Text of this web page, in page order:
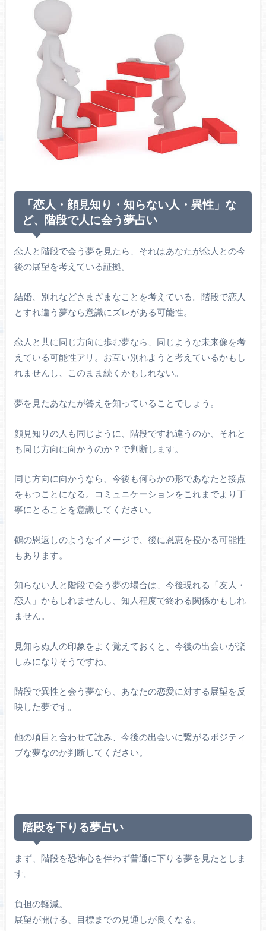
「恋人・顔見知り・知らない人・異性」な
ど、階段で人に会う夢占い
恋人と階段で会う夢を見たら、それはあなたが恋人との今
後の展望を考えている証拠。
結婚、別れなどさまざまなことを考えている。階段で恋人
とすれ違う夢なら意識にズレがある可能性。
恋人と共に同じ方向に歩む夢なら、同じような未来像を考
えている可能性アリ。お互い別れようと考えているかもし
れませんし、このまま続くかもしれない。
夢を見たあなたが答えを知っていることでしょう。
顔見知りの人も同じように、階段ですれ違うのか、それと
も同じ方向に向かうのか？で判断します。
同じ方向に向かうなら、今後も何らかの形であなたと接点
をもつことになる。コミュニケーションをこれまでより丁
寧にとることを意識してください。
鶴の恩返しのようなイメージで、後に恩恵を授かる可能性
もあります。
知らない人と階段で会う夢の場合は、今後現れる「友人・
恋人」かもしれませんし、知人程度で終わる関係かもしれ
ません。
見知らぬ人の印象をよく覚えておくと、今後の出会いが楽
しみになりそうですね。
階段で異性と会う夢なら、あなたの恋愛に対する展望を反
映した夢です。
他の項目と合わせて読み、今後の出会いに繋がるポジティ
ブな夢なのか判断してください。
階段を下りる夢占い
まず、階段を恐怖心を伴わず普通に下りる夢を見たとしま
す。
負担の軽減。
展望が開ける、目標までの見通しが良くなる。